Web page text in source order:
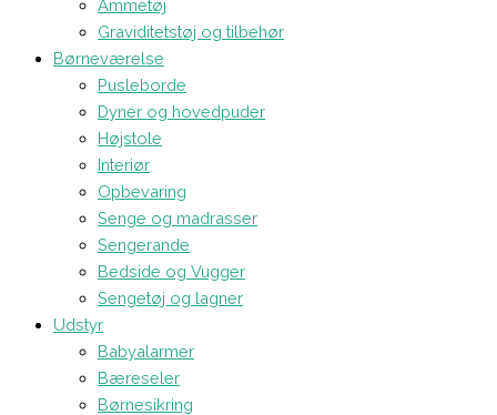
Ammetøj
Graviditetstøj og tilbehør
Børneværelse
Pusleborde
Dyner og hovedpuder
Højstole
Interiør
Opbevaring
Senge og madrasser
Sengerande
Bedside og Vugger
Sengetøj og lagner
Udstyr
Babyalarmer
Bæreseler
Børnesikring